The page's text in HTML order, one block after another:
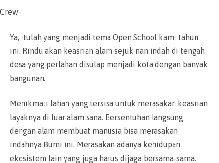
Crew
Ya, itulah yang menjadi tema Open School kami tahun
ini. Rindu akan keasrian alam sejuk nan indah di tengah
desa yang perlahan disulap menjadi kota dengan banyak
bangunan.
Menikmati lahan yang tersisa untuk merasakan keasrian
layaknya di luar alam sana. Bersentuhan langsung
dengan alam membuat manusia bisa merasakan
indahnya Bumi ini. Merasakan adanya kehidupan
ekosistem lain yang juga harus dijaga bersama-sama.